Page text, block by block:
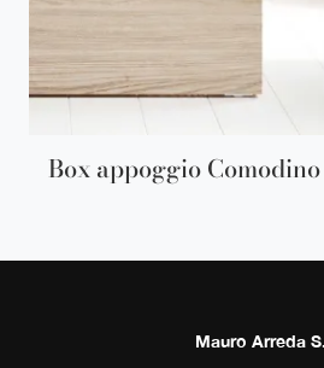
Box appoggio Comodino
Mauro Arreda